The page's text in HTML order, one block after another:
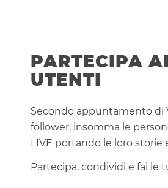
PARTECIPA
UTENTI
Secondo appuntamento di
follower, insomma le
LIVE portando le loro storie
Partecipa, condividi e fai le